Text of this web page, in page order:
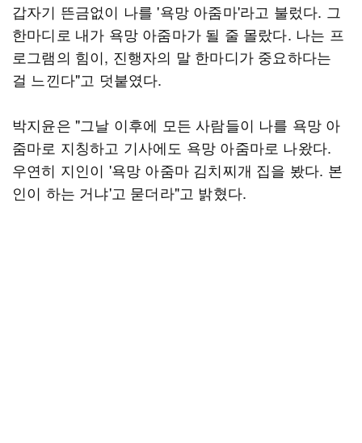
갑자기 뜬금없이 나를 '욕망 아줌마'라고 불렀다. 그
한마디로 내가 욕망 아줌마가 될 줄 몰랐다. 나는 프
로그램의 힘이, 진행자의 말 한마디가 중요하다는
걸 느낀다"고 덧붙였다.
박지윤은 "그날 이후에 모든 사람들이 나를 욕망 아
줌마로 지칭하고 기사에도 욕망 아줌마로 나왔다.
우연히 지인이 '욕망 아줌마 김치찌개 집을 봤다. 본
인이 하는 거냐'고 묻더라"고 밝혔다.